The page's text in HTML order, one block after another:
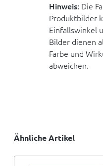
Hinweis: Die
Produktbilder
Einfallswinkel
Bilder dienen
Farbe und
abweichen.
Ähnliche Artikel